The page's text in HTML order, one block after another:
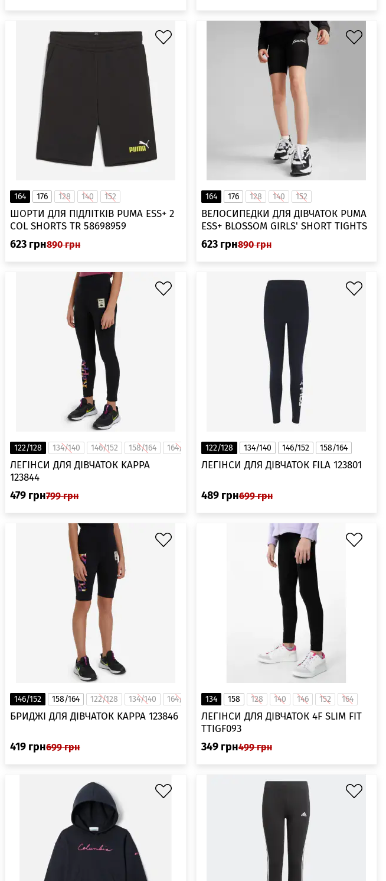
164 176 128 140 152
ШОРТИ ДЛЯ ПІДЛІТКІВ PUMA ESS+ 2
COL SHORTS TR 58698959
623 грн890 грн
164 176 128 140 152
ВЕЛОСИПЕДКИ ДЛЯ ДІВЧАТОК PUMA
ESS+ BLOSSOM GIRLS' SHORT TIGHTS
67941201
623 грн890 грн
122/128 134/140 146/152 158/164 164/170
ЛЕГІНСИ ДЛЯ ДІВЧАТОК KAPPA
123844
479 грн799 грн
122/128 134/140 146/152 158/164
ЛЕГІНСИ ДЛЯ ДІВЧАТОК FILA 123801
489 грн699 грн
146/152 158/164 122/128 134/140 164/170
БРИДЖІ ДЛЯ ДІВЧАТОК KAPPA 123846
419 грн699 грн
134 158 128 140 146 152 164
ЛЕГІНСИ ДЛЯ ДІВЧАТОК 4F SLIM FIT
TTIGF093
349 грн499 грн